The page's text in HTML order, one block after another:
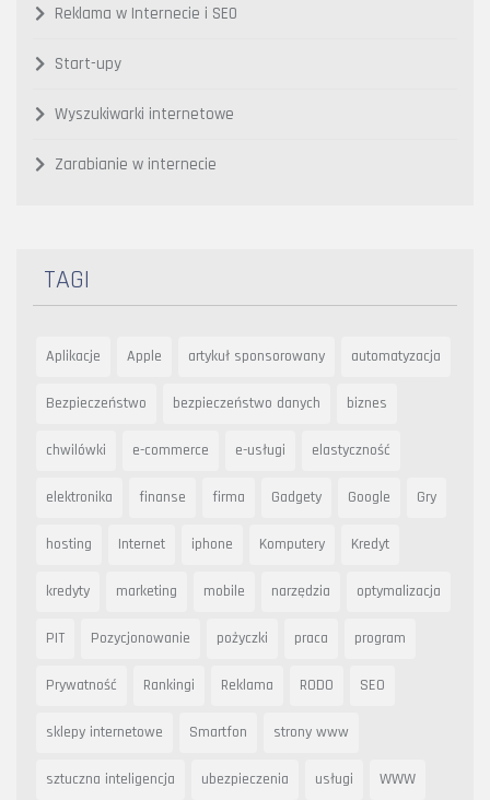
Reklama w Internecie i SEO
Start-upy
Wyszukiwarki internetowe
Zarabianie w internecie
TAGI
Aplikacje Apple artykuł sponsorowany automatyzacja
Bezpieczeństwo bezpieczeństwo danych biznes
chwilówki e-commerce e-usługi elastyczność
elektronika finanse firma Gadgety Google Gry
hosting Internet iphone Komputery Kredyt
kredyty marketing mobile narzędzia optymalizacja
PIT Pozycjonowanie pożyczki praca program
Prywatność Rankingi Reklama RODO SEO
sklepy internetowe Smartfon strony www
sztuczna inteligencja ubezpieczenia usługi WWW